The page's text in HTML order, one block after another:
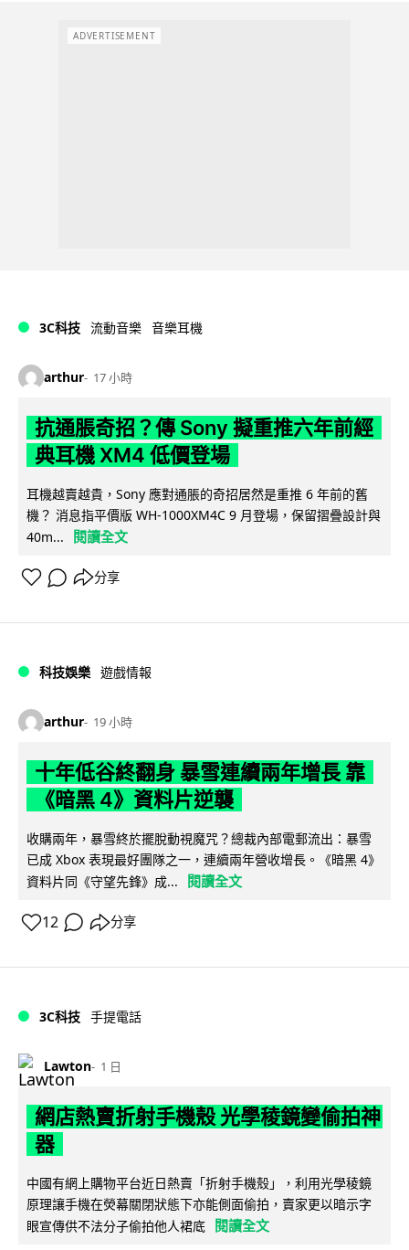
ADVERTISEMENT
3C科技 流動音樂 音樂耳機
arthur 17 小時
抗通脹奇招？傳 Sony 擬重推六年前經
典耳機 XM4 低價登場
耳機越賣越貴，Sony 應對通脹的奇招居然是重推 6 年前的舊
機？ 消息指平價版 WH-1000XM4C 9 月登場，保留摺疊設計與
40m...
閱讀全文
分享
科技娛樂 遊戲情報
arthur 19 小時
十年低谷終翻身 暴雪連續兩年增長 靠
《暗黑 4》資料片逆襲
收購兩年，暴雪終於擺脫動視魔咒？總裁內部電郵流出：暴雪
已成 Xbox 表現最好團隊之一，連續兩年營收增長。《暗黑 4》
資料片同《守望先鋒》成...
閱讀全文
12 分享
3C科技 手提電話
Lawton 1 日
網店熱賣折射手機殼 光學稜鏡變偷拍神
器
中國有網上購物平台近日熱賣「折射手機殼」，利用光學稜鏡
原理讓手機在熒幕關閉狀態下亦能側面偷拍，賣家更以暗示字
眼宣傳供不法分子偷拍他人裙底 閱讀全文